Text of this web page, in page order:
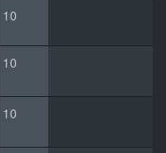
10
10
10